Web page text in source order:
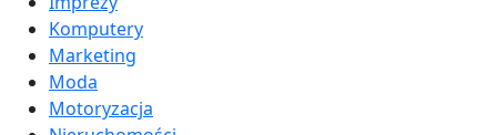
Komputery
Marketing
Moda
Motoryzacja